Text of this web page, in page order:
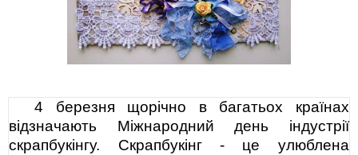
4 березня щорічно в багатьох країнах
відзначають Міжнародний день індустрії
скрапбукінгу. Скрапбукінг - це улюблена